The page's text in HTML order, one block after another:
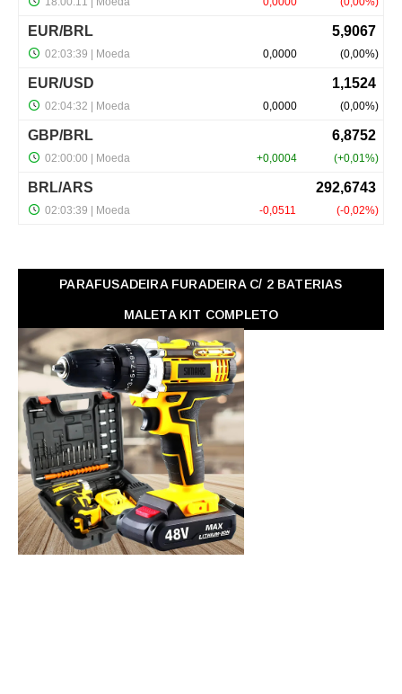
PARAFUSADEIRA FURADEIRA C/ 2 BATERIAS
MALETA KIT COMPLETO